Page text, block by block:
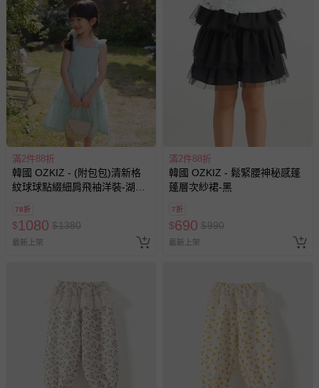
滿2件88折
韓國 OZKIZ - (附包包)清新格
紋球球點綴細肩飛袖洋裝-湖水
78折
$1080 $1380
最新上架
滿2件88折
韓國 OZKIZ - 鬆緊腰神秘感蓬
蓬層次紗裙-黑
7折
$690 $990
最新上架